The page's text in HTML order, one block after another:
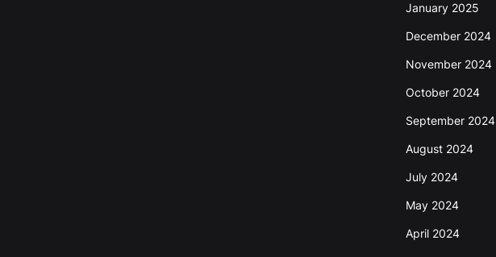
January 2025
December 2024
November 2024
October 2024
September 2024
August 2024
July 2024
May 2024
April 2024